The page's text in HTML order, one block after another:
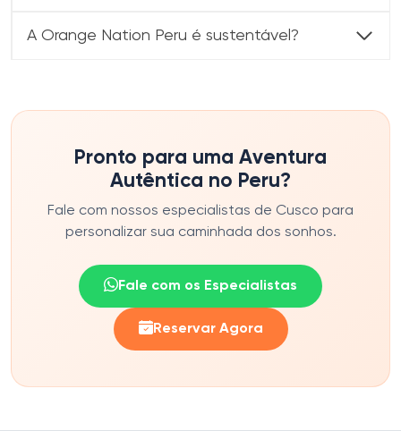
A Orange Nation Peru é sustentável?
Pronto para uma Aventura
Autêntica no Peru?
Fale com nossos especialistas de Cusco para
personalizar sua caminhada dos sonhos.
Fale com os Especialistas
Reservar Agora